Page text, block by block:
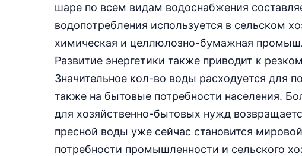
шаре по всем видам водоснабжения
водопотребления используется в сельском
химическая и целлюлозно-бумажная
Развитие энергетики также приводит к
Значительное кол-во воды расходуется для
также на бытовые потребности населения.
для хозяйственно-бытовых нужд
пресной воды уже сейчас становится
потребности промышленности и сельского